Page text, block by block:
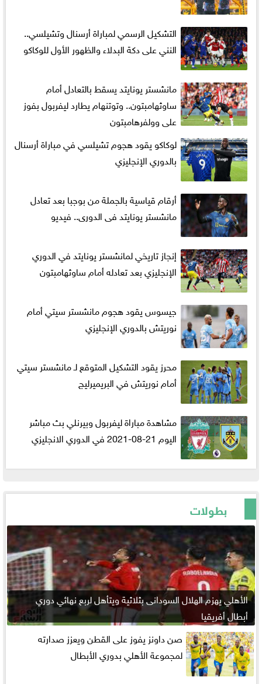
التشكيل الرسمي لمباراة أرسنال وتشيلسي..
النني على دكة البدلاء والظهور الأول للوكاكو
مانشستر يونايتد يسقط بالتعادل أمام
ساوثهامبتون.. وتوتنهام يطارد ليفربول بفوز
على وولفرهامبتون
لوكاكو يقود هجوم تشيلسي في مباراة أرسنال
بالدوري الإنجليزي
أرقام قياسية بالجملة من بوجبا بعد تعادل
مانشستر يونايتد فى الدورى.. فيديو
إنجاز تاريخي لمانشستر يونايتد في الدوري
الإنجليزي بعد تعادله أمام ساوثهامبتون
جيسوس يقود هجوم مانشستر سيتي أمام
نوريتش بالدوري الإنجليزي
محرز يقود التشكيل المتوقع لـ مانشستر سيتي
أمام نوريتش في البريميرليج
مشاهدة مباراة ليفربول وبيرنلي بث مباشر
اليوم 21-08-2021 في الدوري الانجليزي
بطولات
الأهلي يهزم الهلال السودانى بثلاثية ويتأهل لربع نهائي دوري
أبطال أفريقيا
صن داونز يفوز على القطن ويعزز صدارته
لمجموعة الأهلي بدوري الأبطال